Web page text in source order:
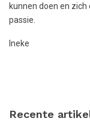
kunnen doen en zich
passie.
Ineke
Recente